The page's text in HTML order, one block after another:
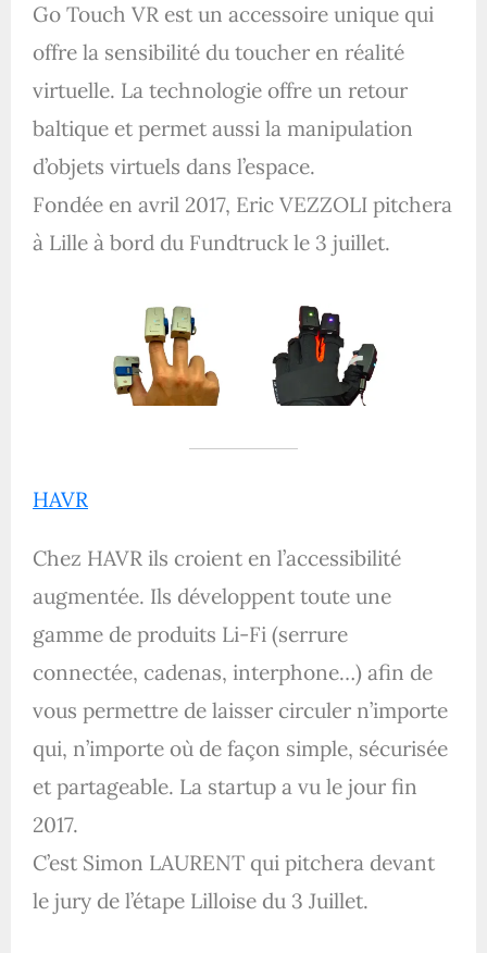
Go Touch VR est un accessoire unique qui
offre la sensibilité du toucher en réalité
virtuelle. La technologie offre un retour
baltique et permet aussi la manipulation
d’objets virtuels dans l’espace.
Fondée en avril 2017, Eric VEZZOLI pitchera
à Lille à bord du Fundtruck le 3 juillet.
HAVR
Chez HAVR ils croient en l’accessibilité
augmentée. Ils développent toute une
gamme de produits Li-Fi (serrure
connectée, cadenas, interphone…) afin de
vous permettre de laisser circuler n’importe
qui, n’importe où de façon simple, sécurisée
et partageable. La startup a vu le jour fin
2017.
C’est Simon LAURENT qui pitchera devant
le jury de l’étape Lilloise du 3 Juillet.